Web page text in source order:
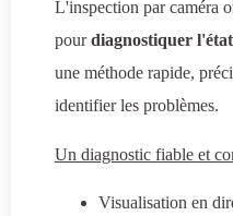
L'inspection par caméra
pourdiagnostiquer
une méthode rapide,
identifier les problèmes.
Un diagnostic fiable et
Visualisation en